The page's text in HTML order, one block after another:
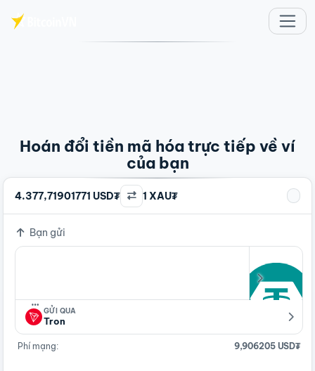
Hoán đổi tiền mã hóa trực tiếp về ví
của bạn
4.377,71901771 USD₮ 1 XAU₮
Bạn gửi
…
GỬI QUA
Tron
Phí mạng: 9,906205 USD₮